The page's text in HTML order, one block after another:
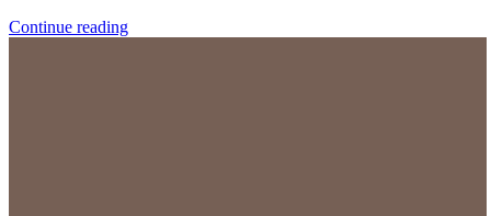
Continue reading